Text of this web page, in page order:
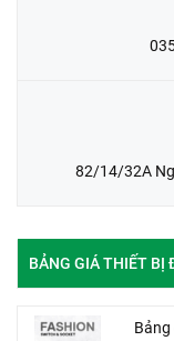
82/14/32A
BẢNG GIÁ THIẾT BỊ
Bảng